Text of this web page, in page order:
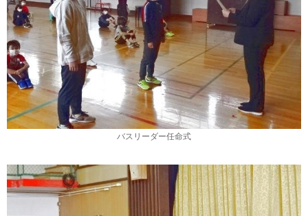
バスリーダー任命式